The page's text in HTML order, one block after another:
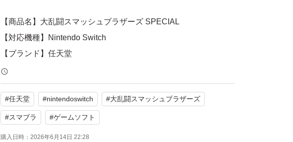
【商品名】大乱闘スマッシュブラザーズ SPECIAL
【対応機種】Nintendo Switch
【ブランド】任天堂
【状態】目立った傷や汚れなし
開封品です。数回だけプレイしました。
#任天堂 #nintendoswitch #大乱闘スマッシュブラザーズ
#スマブラ #ゲームソフト
購入日時： 2026年6月14日 22:28